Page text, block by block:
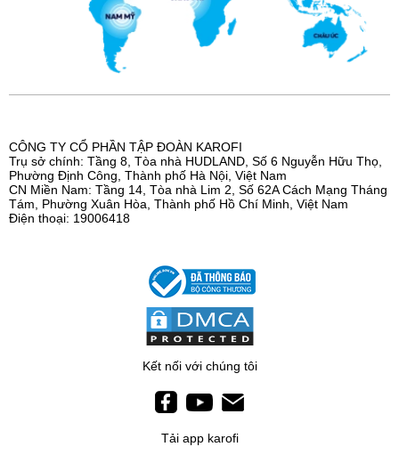
CÔNG TY CỔ PHẦN TẬP ĐOÀN KAROFI
Trụ sở chính: Tầng 8, Tòa nhà HUDLAND, Số 6 Nguyễn Hữu Thọ,
Phường Định Công, Thành phố Hà Nội, Việt Nam
CN Miền Nam: Tầng 14, Tòa nhà Lim 2, Số 62A Cách Mạng Tháng
Tám, Phường Xuân Hòa, Thành phố Hồ Chí Minh, Việt Nam
Điện thoại: 19006418
Kết nối với chúng tôi
Tải app karofi